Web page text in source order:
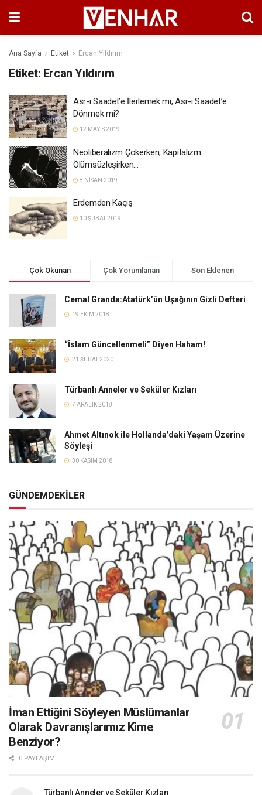
Ana Sayfa Etiket Ercan Yıldırım
Etiket: Ercan Yıldırım
Asr-ı Saadet’e İlerlemek mi, Asr-ı Saadet’e
Dönmek mi?
12 MAYIS 2019
Neoliberalizm Çökerken, Kapitalizm
Ölümsüzleşirken…
8 NISAN 2019
Erdemden Kaçış
10 ŞUBAT 2019
Çok Okunan Çok Yorumlanan Son Eklenen
Cemal Granda:Atatürk’ün Uşağının Gizli Defteri
19 EKIM 2018
“İslam Güncellenmeli” Diyen Haham!
21 ŞUBAT 2020
Türbanlı Anneler ve Seküler Kızları
7 ARALIK 2018
Ahmet Altınok ile Hollanda’daki Yaşam Üzerine
Söyleşi
30 KASIM 2018
GÜNDEMDEKİLER
İman Ettiğini Söyleyen Müslümanlar
Olarak Davranışlarımız Kime
Benziyor?
0 PAYLAŞIM
Türbanlı Anneler ve Seküler Kızları